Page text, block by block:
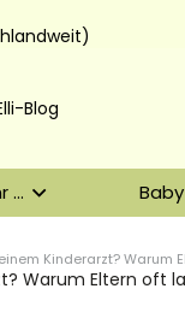
Blog
… Baby
Kinderarzt?
Warum Eltern oft